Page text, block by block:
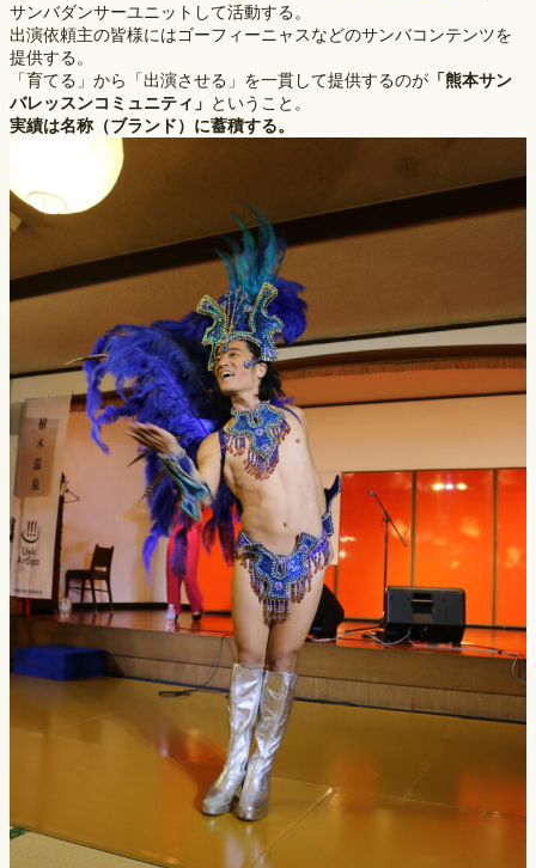
サンバダンサーユニットして活動する。
出演依頼主の皆様にはゴーフィーニャスなどのサンバコンテンツを
提供する。
「育てる」から「出演させる」を一貫して提供するのが 「熊本サン
バレッスンコミュニティ」 ということ。
実績は名称（ブランド）に蓄積する。